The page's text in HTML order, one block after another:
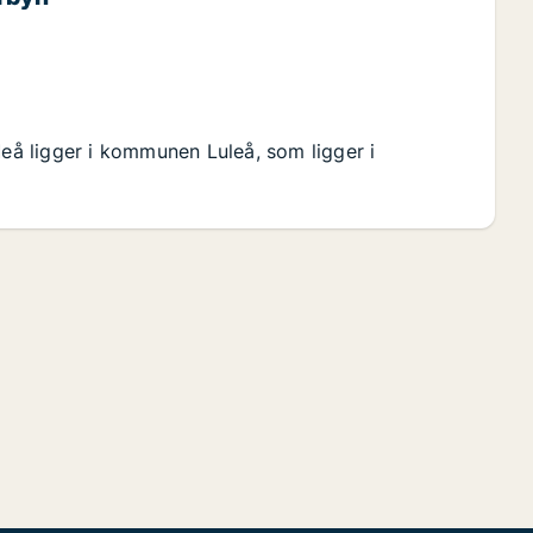
ligger i kommunen Luleå, som ligger i